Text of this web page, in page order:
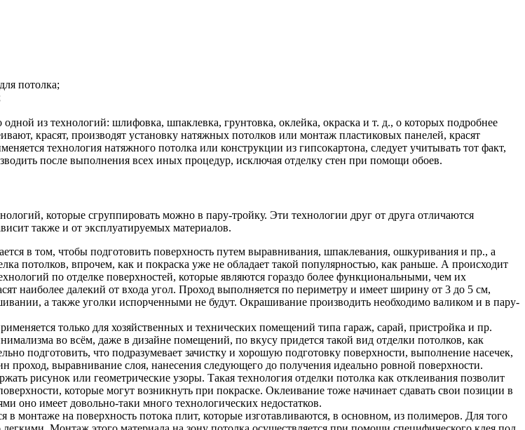
потолка;
одной из технологий: шлифовка, шпаклевка, грунтовка, оклейка, окраска и т. д., о которых подробнее
красят, производят установку натяжных потолков или монтаж пластиковых панелей, красят
технология натяжного потолка или конструкции из гипсокартона, следует учитывать тот факт,
после выполнения всех иных процедур, исключая отделку стен при помощи обоев.
которые сгруппировать можно в пару-тройку. Эти технологии друг от друга отличаются
также и от эксплуатируемых материалов.
в том, чтобы подготовить поверхность путем выравнивания, шпаклевания, ошкуривания и пр., а
потолков, впрочем, как и покраска уже не обладает такой популярностью, как раньше. А происходит
по отделке поверхностей, которые являются гораздо более функциональными, чем их
наиболее далекий от входа угол. Проход выполняется по периметру и имеет ширину от 3 до 5 см,
а также уголки испорченными не будут. Окрашивание производить необходимо валиком и в пару-
только для хозяйственных и технических помещений типа гараж, сарай, пристройка и пр.
во всём, даже в дизайне помещений, по вкусу придется такой вид отделки потолков, как
подготовить, что подразумевает зачистку и хорошую подготовку поверхности, выполнение насечек,
проход, выравнивание слоя, нанесения следующего до получения идеально ровной поверхности.
рисунок или геометрические узоры. Такая технология отделки потолка как отклеивания позволит
которые могут возникнуть при покраске. Оклеивание тоже начинает сдавать свои позиции в
оно имеет довольно-таки много технологических недостатков.
в монтаже на поверхность потока плит, которые изготавливаются, в основном, из полимеров. Для того